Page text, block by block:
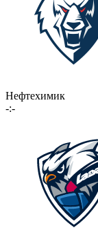
Нефтехимик
-:-